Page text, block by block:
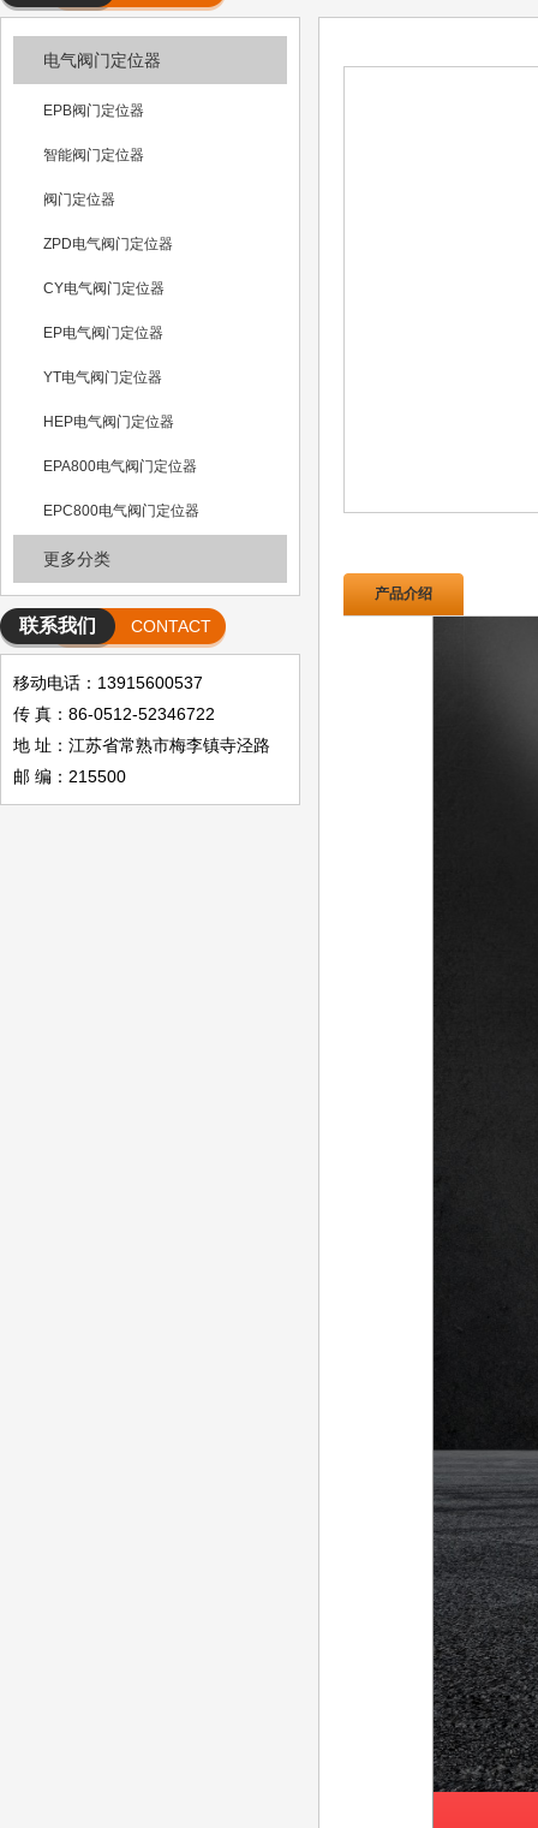
SERVICES
电气阀门定位器
EPB阀门定位器
智能阀门定位器
阀门定位器
ZPD电气阀门定位器
CY电气阀门定位器
EP电气阀门定位器
YT电气阀门定位器
HEP电气阀门定位器
EPA800电气阀门定位器
EPC800电气阀门定位器
更多分类
联系我们 CONTACT
移动电话：13915600537
传 真：86-0512-52346722
地 址：江苏省常熟市梅李镇寺泾路
邮 编：215500
产品介绍